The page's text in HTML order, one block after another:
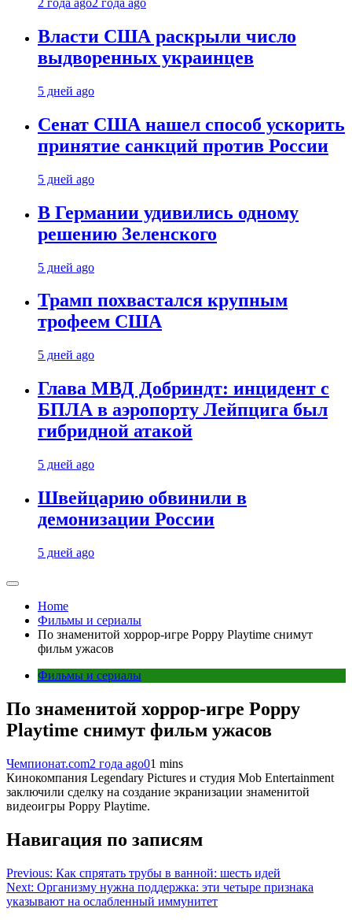
2 года ago2 года ago
Власти США раскрыли число
выдворенных украинцев
5 дней ago
Сенат США нашел способ ускорить
принятие санкций против России
5 дней ago
В Германии удивились одному
решению Зеленского
5 дней ago
Трамп похвастался крупным
трофеем США
5 дней ago
Глава МВД Добриндт: инцидент с
БПЛА в аэропорту Лейпцига был
гибридной атакой
5 дней ago
Швейцарию обвинили в
демонизации России
5 дней ago
Home
Фильмы и сериалы
По знаменитой хоррор-игре Poppy Playtime снимут
фильм ужасов
Фильмы и сериалы
По знаменитой хоррор-игре Poppy
Playtime снимут фильм ужасов
Чемпионат.com2 года ago01 mins
Кинокомпания Legendary Pictures и студия Mob Entertainment
заключили сделку на создание экранизации знаменитой
видеоигры Poppy Playtime.
Навигация по записям
Previous: Как спрятать трубы в ванной: шесть идей
Next: Организму нужна поддержка: эти четыре признака
указывают на ослабленный иммунитет